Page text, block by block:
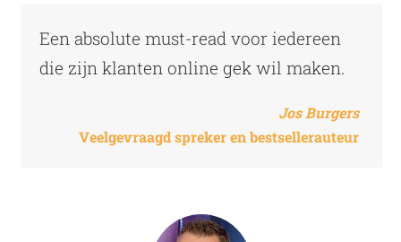
Een absolute must-read voor iedereen
die zijn klanten online gek wil maken.
Jos Burgers
Veelgevraagd spreker en bestsellerauteur